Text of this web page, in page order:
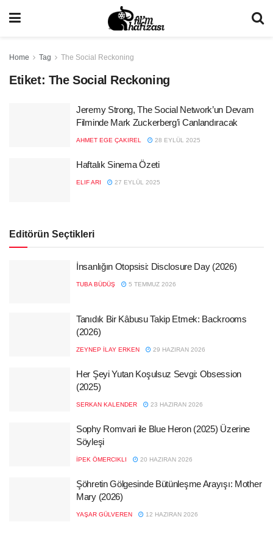
Home Tag The Social Reckoning
Etiket: The Social Reckoning
Jeremy Strong, The Social Network’un Devam
Filminde Mark Zuckerberg’i Canlandıracak
AHMET EGE ÇAKIREL 28 EYLÜL 2025
Haftalık Sinema Özeti
ELIF ARI 27 EYLÜL 2025
Editörün Seçtikleri
İnsanlığın Otopsisi: Disclosure Day (2026)
TUBA BÜDÜŞ 5 TEMMUZ 2026
Tanıdık Bir Kâbusu Takip Etmek: Backrooms
(2026)
ZEYNEP İLAY ERKEN 29 HAZIRAN 2026
Her Şeyi Yutan Koşulsuz Sevgi: Obsession
(2025)
SERKAN KALENDER 23 HAZIRAN 2026
Sophy Romvari ile Blue Heron (2025) Üzerine
Söyleşi
İPEK ÖMERCIKLI 20 HAZIRAN 2026
Şöhretin Gölgesinde Bütünleşme Arayışı: Mother
Mary (2026)
YAŞAR GÜLVEREN 12 HAZIRAN 2026